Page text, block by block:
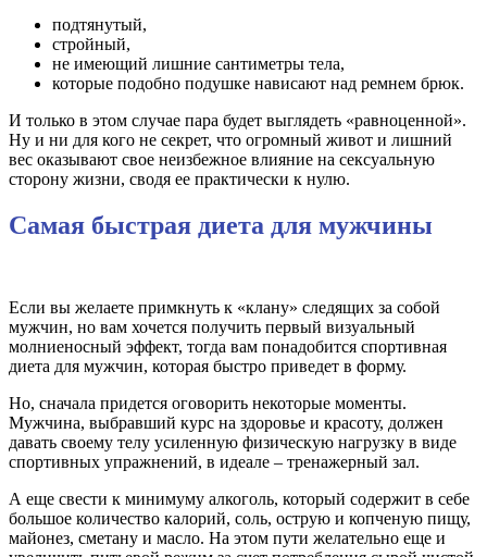
подтянутый,
стройный,
не имеющий лишние сантиметры тела,
которые подобно подушке нависают над ремнем брюк.
И только в этом случае пара будет выглядеть «равноценной».
Ну и ни для кого не секрет, что огромный живот и лишний
вес оказывают свое неизбежное влияние на сексуальную
сторону жизни, сводя ее практически к нулю.
Самая быстрая диета для мужчины
Если вы желаете примкнуть к «клану» следящих за собой
мужчин, но вам хочется получить первый визуальный
молниеносный эффект, тогда вам понадобится спортивная
диета для мужчин, которая быстро приведет в форму.
Но, сначала придется оговорить некоторые моменты.
Мужчина, выбравший курс на здоровье и красоту, должен
давать своему телу усиленную физическую нагрузку в виде
спортивных упражнений, в идеале – тренажерный зал.
А еще свести к минимуму алкоголь, который содержит в себе
большое количество калорий, соль, острую и копченую пищу,
майонез, сметану и масло. На этом пути желательно еще и